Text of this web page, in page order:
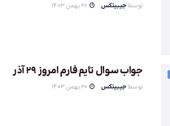
توسط جیبیتکس
جواب سوال تایم فارم امروز 29 آذر
توسط جیبیتکس